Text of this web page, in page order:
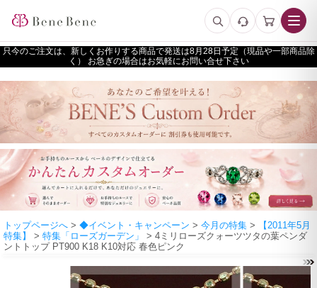
只今のご注文は、新しくお作りする商品で発送は
予定（現品や一部商品除
く） お急ぎの場合はお気軽にお問い合せ下さい
トップページへ > ◆イベント・キャンペーン > 今月の特集 >
【2011年5月
特集】
> 特集「ローズガーデン」
> 4ミリローズクォーツツタの葉ペンダ
ントトップ PT900 K18 K10対応 春色ピンク